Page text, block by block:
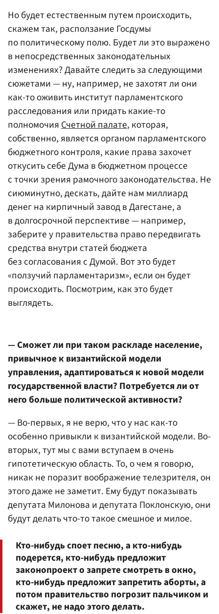
Но будет естественным путем происходить,
скажем так, расползание Госдумы
по политическому полю. Будет ли это выражено
в непосредственных законодательных
изменениях? Давайте следить за следующими
сюжетами — ну, например, не захотят ли они
как-то оживить институт парламентского
расследования или придать какие-то
полномочияСчетной палате, которая,
собственно, является органом парламентского
бюджетного контроля, какие права захочет
откусить себе Дума в бюджетном процессе
с точки зрения рамочного законодательства. Не
сиюминутно, дескать, дайте нам миллиард
денег на кирпичный завод в Дагестане, а
в долгосрочной перспективе — например,
заберите у правительства право передвигать
средства внутри статей бюджета
без согласования с Думой. Вот это будет
«ползучий парламентаризм», если он будет
происходить. Посмотрим, как это будет
выглядеть.
— Сможет ли при таком раскладе население,
привычное к византийской модели
управления, адаптироваться к новой модели
государственной власти? Потребуется ли от
него больше политической активности?
— Во-первых, я не верю, что у нас как-то
особенно привыкли к византийской модели. Во-
вторых, тут мы с вами вступаем в очень
гипотетическую область. То, о чем я говорю,
никак не поразит воображение телезрителя, он
этого даже не заметит. Ему будут показывать
депутата Милонова и депутата Поклонскую, они
будут делать что-то такое смешное и милое.
Кто-нибудь споет песню, а кто-нибудь
подерется, кто-нибудь предложит
законопроект о запрете смотреть в окно,
кто-нибудь предложит запретить аборты, а
потом правительство погрозит пальчиком и
скажет, не надо этого делать.